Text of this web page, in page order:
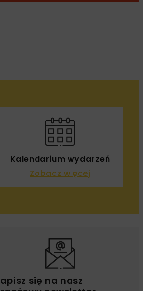
Kalendarium wydarzeń
Zobacz więcej
się na nasz